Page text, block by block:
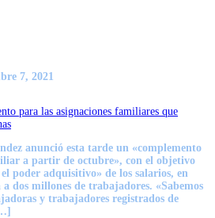
7, 2021
para las asignaciones familiares que
anunció esta tarde un «complemento
a partir de octubre», con el objetivo
poder adquisitivo» de los salarios, en
dos millones de trabajadores. «Sabemos
y trabajadores registrados de